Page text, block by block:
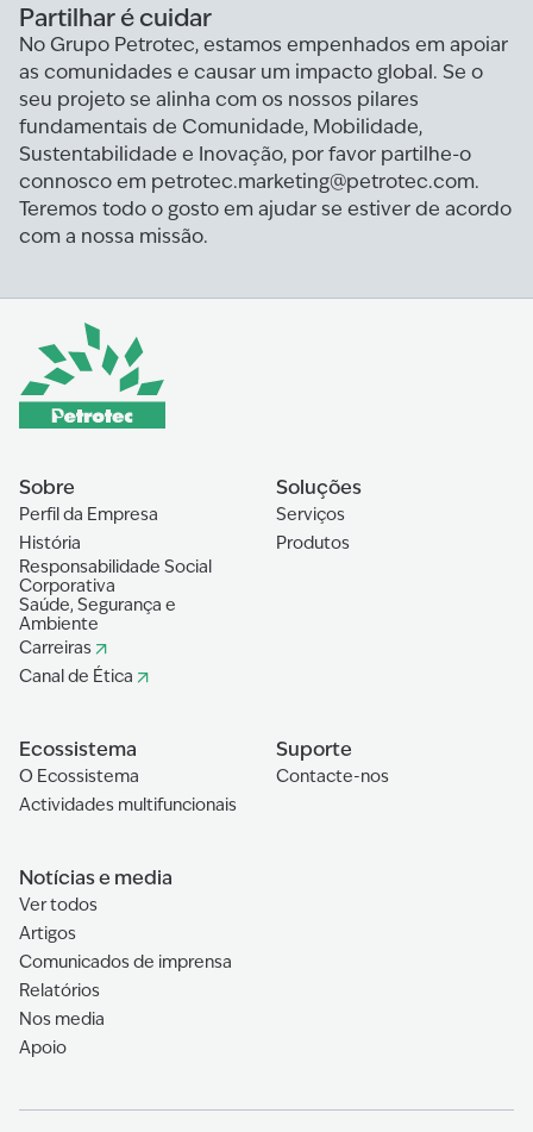
Partilhar é cuidar
No Grupo Petrotec, estamos empenhados em apoiar
as comunidades e causar um impacto global. Se o
seu projeto se alinha com os nossos pilares
fundamentais de Comunidade, Mobilidade,
Sustentabilidade e Inovação, por favor partilhe-o
connosco em petrotec.marketing@petrotec.com.
Teremos todo o gosto em ajudar se estiver de acordo
com a nossa missão.
Sobre
Perfil da Empresa
História
Responsabilidade Social
Corporativa
Saúde, Segurança e
Ambiente
Carreiras
Canal de Ética
Soluções
Serviços
Produtos
Ecossistema
O Ecossistema
Actividades multifuncionais
Suporte
Contacte-nos
Notícias e media
Ver todos
Artigos
Comunicados de imprensa
Relatórios
Nos media
Apoio